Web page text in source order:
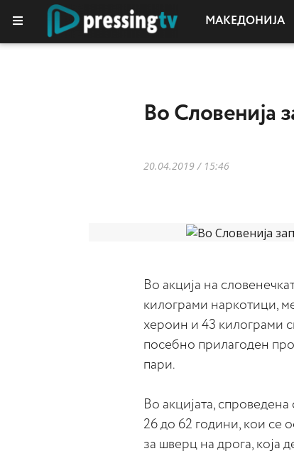
МАКЕДОНИЈА
Во Словенија
20.04.2019 / 15:46
Во акција на
килограми наркотици,
хероин и 43 килограми
посебно прилагоден
пари.
Во акцијата,
26 до 62 години, кои се
за шверц на дрога, која